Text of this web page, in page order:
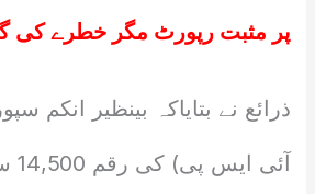
پر مثبت رپورٹ مگر خطرے کی
ذرائع نے بتایاکہ بینظیر انکم